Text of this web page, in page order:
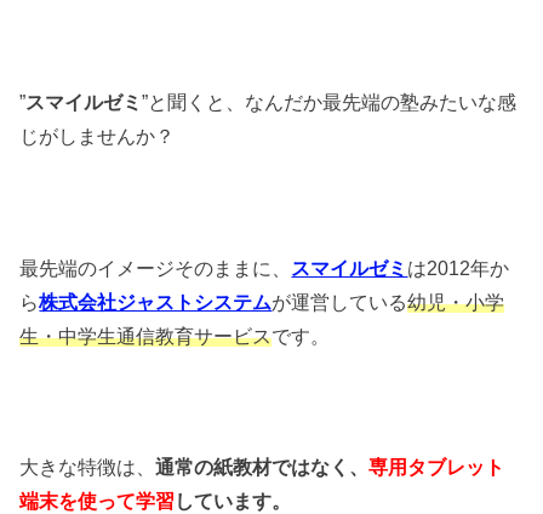
”スマイルゼミ”と聞くと、なんだか最先端の塾みたいな感
じがしませんか？
最先端のイメージそのままに、 スマイルゼミ は2012年か
ら株式会社ジャストシステムが運営している幼児・小学
生・中学生通信教育サービスです。
大きな特徴は、通常の紙教材ではなく、専用タブレット
端末を使って学習 しています。